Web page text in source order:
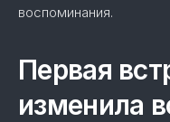
воспоминания.
Первая
изменила